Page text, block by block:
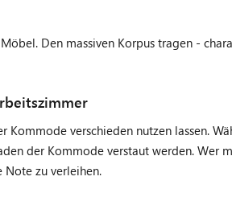
Den massiven Korpus tragen -
verschieden nutzen lassen.
der Kommode verstaut werden. Wer
Note zu verleihen.